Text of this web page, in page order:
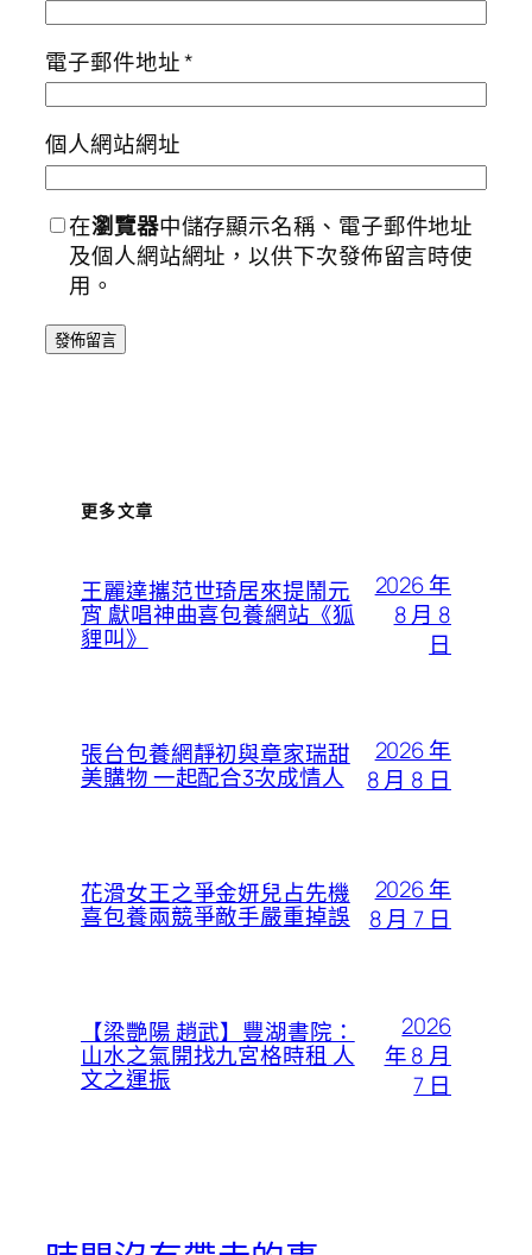
電子郵件地址*
個人網站網址
在瀏覽器中儲存顯示名稱、電子郵件地址
及個人網站網址，以供下次發佈留言時使
用。
更多文章
王麗達攜范世琦居來提鬧元
宵 獻唱神曲喜包養網站《狐
貍叫》
2026 年
8 月 8
日
張台包養網靜初與章家瑞甜
美購物 一起配合3次成情人
2026 年
8 月 8 日
花滑女王之爭金妍兒占先機
喜包養兩競爭敵手嚴重掉誤
2026 年
8 月 7 日
【梁艷陽 趙武】豐湖書院：
山水之氣開找九宮格時租 人
文之運振
2026
年 8 月
7 日